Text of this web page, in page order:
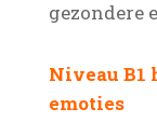
gezondere
Niveau B1
emoties